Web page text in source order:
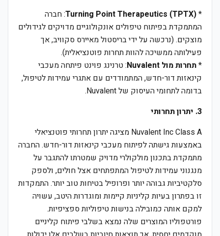
*
Turning Point Therapeutics (TPTX): חברה
המתמקדת בפיתוח טיפולים אונקולוגיים מדויקים לגידולים
מוצקים. (נרכשה על ידי בריסטול מאיירס סקוויב, אך
פעילותה ממשיכה להוות תחרות פוטנציאלית).
*תחרות מול Nuvalent
: טרנינג פוינט פיתחה מעכבי
קינאזות דור-חדש, המתמודדים עם אתגרי עמידות לטיפול,
בדומה לתחומי העיסוק של Nuvalent.
3. יתרון תחרותי
Nuvalent Inc Class A מציגה יתרון תחרותי פוטנציאלי
באמצעות גישתה לפיתוח מעכבי קינאזות דור-חדש. החברה
מתמקדת בתכנון מולקולרי מדויק שמטרתו להתגבר על
מנגנוני עמידות לטיפול המתפתחים אצל חולים, ולספק
סלקטיביות גבוהה יותר ופרופיל בטיחות טוב יותר. התמקדות
זו בפתרון בעיות קליניות קיימות ומוגדרות היטב, עשויה
למקם אותה כמובילה בנישות טיפוליות ספציפיות.
פורטפוליו המוצרים שלה נמצא בשלבי פיתוח קליניים